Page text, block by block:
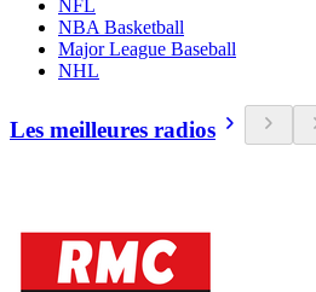
NFL
NBA Basketball
Major League Baseball
NHL
Les meilleures radios